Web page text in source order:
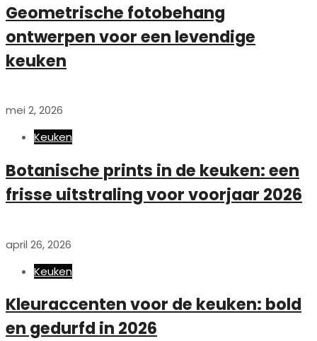
Geometrische fotobehang
ontwerpen voor een levendige
keuken
mei 2, 2026
Keuken
Botanische prints in de keuken: een
frisse uitstraling voor voorjaar 2026
april 26, 2026
Keuken
Kleuraccenten voor de keuken: bold
en gedurfd in 2026